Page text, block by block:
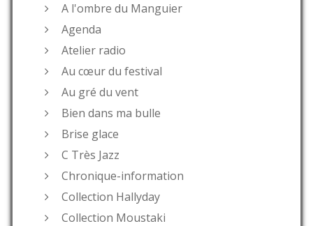
A l'ombre du Manguier
Agenda
Atelier radio
Au cœur du festival
Au gré du vent
Bien dans ma bulle
Brise glace
C Très Jazz
Chronique-information
Collection Hallyday
Collection Moustaki